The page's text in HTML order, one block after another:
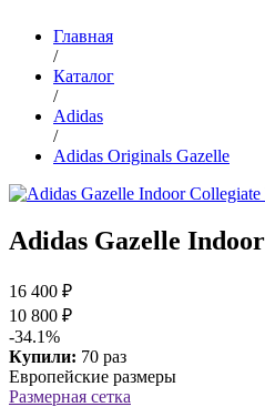
Главная
/
Каталог
/
Adidas
/
Adidas Originals Gazelle
Adidas Gazelle
16 400 ₽
10 800 ₽
-34.1%
Купили: 70 раз
Европейские размеры
Размерная сетка